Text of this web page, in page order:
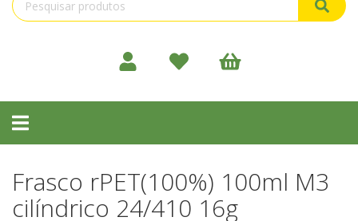
Toggle
navigation
Frasco rPET(100%) 100ml M3
cilíndrico 24/410 16g